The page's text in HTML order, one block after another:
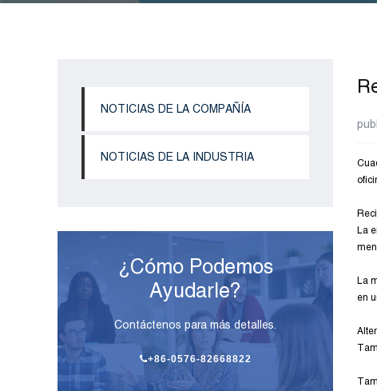
NOTICIAS DE LA COMPAÑÍA
NOTICIAS DE LA INDUSTRIA
¿Cómo Podemos
Ayudarle?
Contáctenos para más detalles.
+86-0576-82668822
La
La
en